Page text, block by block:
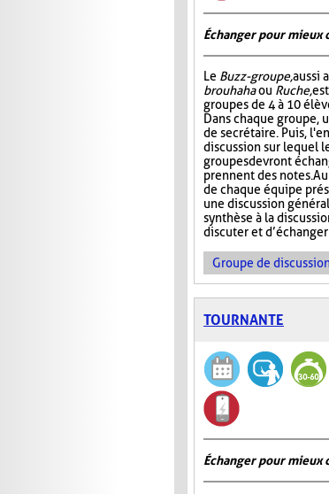
Échanger pour mieux
Le Buzz-groupe,aussi
brouhahaou Ruche,
groupes de 4 à 10
Dans chaque groupe,
de secrétaire. Puis,
discussion sur lequel
groupes devront
prennent des notes.
de chaque équipe
une discussion
synthèse à la
discuter et
Groupe de
TOURNANTE
Échanger pour mieux